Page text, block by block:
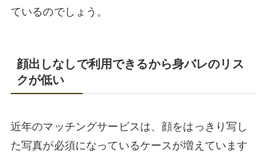
ているのでしょう。
顔出しなしで利用できるから身バレのリス
クが低い
近年のマッチングサービスは、顔をはっきり写し
た写真が必須になっているケースが増えています